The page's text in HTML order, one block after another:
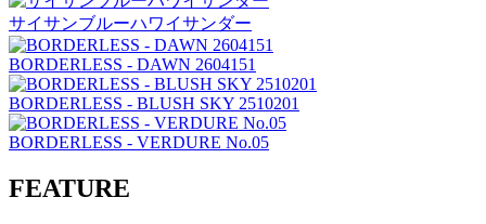
サイサンブルーハワイサンダー
BORDERLESS - DAWN 2604151
BORDERLESS - BLUSH SKY 2510201
BORDERLESS - VERDURE No.05
FEATURE